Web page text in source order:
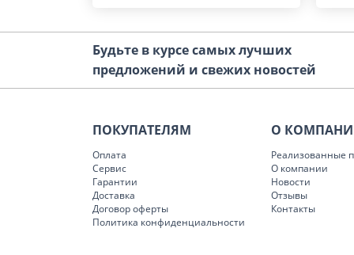
Будьте в курсе самых лучших
предложений и свежих новостей
ПОКУПАТЕЛЯМ
Оплата
Сервис
Гарантии
Доставка
Договор оферты
Политика конфиденциальности
О
Реализованные
О компании
Новости
Отзывы
Контакты